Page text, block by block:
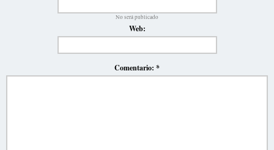
No será publicado
Web:
Comentario: *